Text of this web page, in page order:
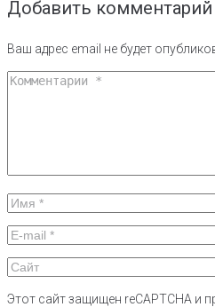
Добавить комментарий
Ваш адрес email не будет
Этот сайт защищен reCAPTCHA и